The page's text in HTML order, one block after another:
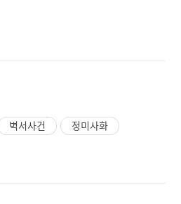
벽서사건
정미사화